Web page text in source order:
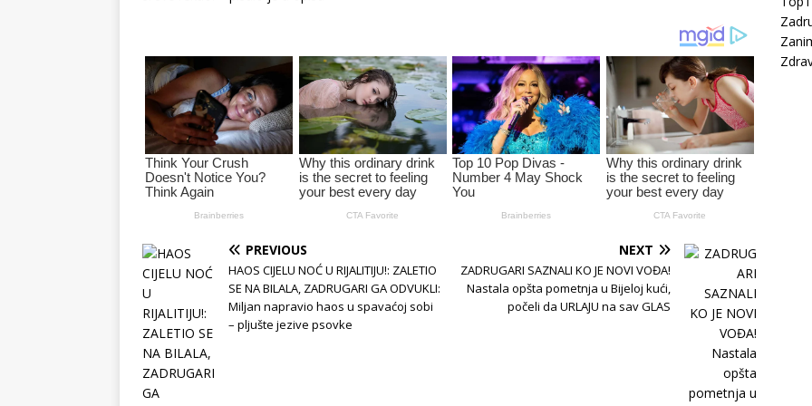
PREVIOUS
HAOS CIJELU NOĆ U RIJALITIJU!: ZALETIO
SE NA BILALA, ZADRUGARI GA ODVUKLI:
Miljan napravio haos u spavaćoj sobi
– pljušte jezive psovke
NEXT
ZADRUGARI SAZNALI KO JE NOVI VOĐA!
Nastala opšta pometnja u Bijeloj kući,
počeli da URLAJU na sav GLAS